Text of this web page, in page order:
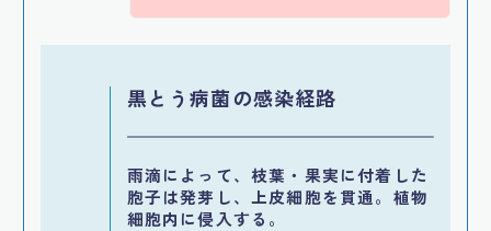
黒とう病菌の感染経路
雨滴によって、枝葉・果実に付着した
胞子は発芽し、上皮細胞を貫通。植物
細胞内に侵入する。